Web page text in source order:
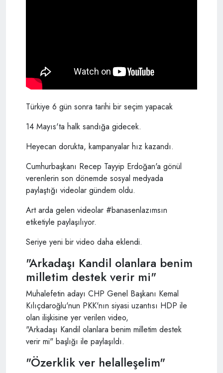
Türkiye 6 gün sonra tarihi bir seçim yapacak
14 Mayıs'ta halk sandığa gidecek.
Heyecan dorukta, kampanyalar hız kazandı.
Cumhurbaşkanı Recep Tayyip Erdoğan'a gönül
verenlerin son dönemde sosyal medyada
paylaştığı videolar gündem oldu.
Art arda gelen videolar #banasenlazımsın
etiketiyle paylaşılıyor.
Seriye yeni bir video daha eklendi.
"Arkadaşı Kandil olanlara benim
milletim destek verir mi"
Muhalefetin adayı CHP Genel Başkanı Kemal
Kılıçdaroğlu'nun PKK'nın siyasi uzantısı HDP ile
olan ilişkisine yer verilen video,
"Arkadaşı Kandil olanlara benim milletim destek
verir mi" başlığı ile paylaşıldı.
"Özerklik ver helalleşelim"